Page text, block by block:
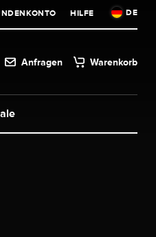
HILFE DE
Anfragen Warenkorb